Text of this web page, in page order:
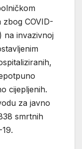
COVID-
na invazivnoj
cijepljenih.
za javno
smrtnih